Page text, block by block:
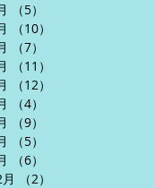
（5）
（10）
（7）
（11）
（12）
（4）
（9）
（5）
（6）
（2）